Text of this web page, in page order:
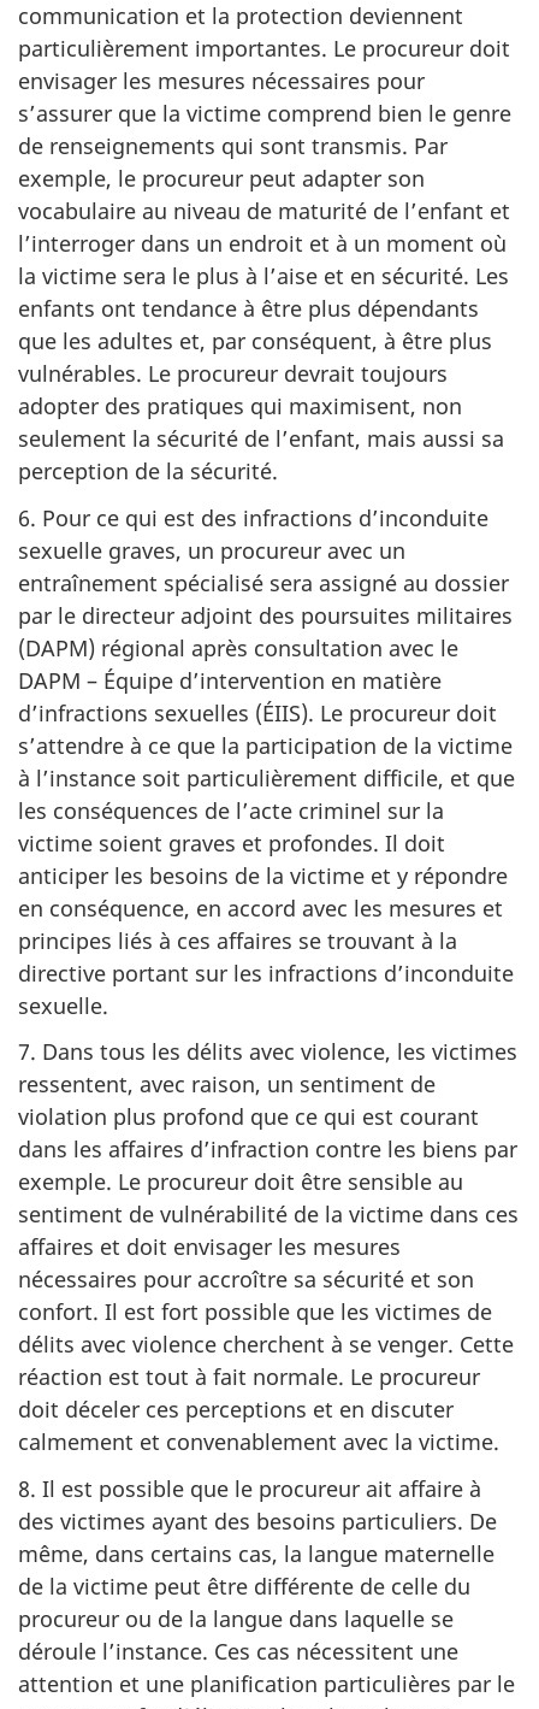
communication et la protection deviennent
particulièrement importantes. Le procureur doit
envisager les mesures nécessaires pour
s’assurer que la victime comprend bien le genre
de renseignements qui sont transmis. Par
exemple, le procureur peut adapter son
vocabulaire au niveau de maturité de l’enfant et
l’interroger dans un endroit et à un moment où
la victime sera le plus à l’aise et en sécurité. Les
enfants ont tendance à être plus dépendants
que les adultes et, par conséquent, à être plus
vulnérables. Le procureur devrait toujours
adopter des pratiques qui maximisent, non
seulement la sécurité de l’enfant, mais aussi sa
perception de la sécurité.
6. Pour ce qui est des infractions d’inconduite
sexuelle graves, un procureur avec un
entraînement spécialisé sera assigné au dossier
par le directeur adjoint des poursuites militaires
(DAPM) régional après consultation avec le
DAPM – Équipe d’intervention en matière
d’infractions sexuelles (ÉIIS). Le procureur doit
s’attendre à ce que la participation de la victime
à l’instance soit particulièrement difficile, et que
les conséquences de l’acte criminel sur la
victime soient graves et profondes. Il doit
anticiper les besoins de la victime et y répondre
en conséquence, en accord avec les mesures et
principes liés à ces affaires se trouvant à la
directive portant sur les infractions d’inconduite
sexuelle.
7. Dans tous les délits avec violence, les victimes
ressentent, avec raison, un sentiment de
violation plus profond que ce qui est courant
dans les affaires d’infraction contre les biens par
exemple. Le procureur doit être sensible au
sentiment de vulnérabilité de la victime dans ces
affaires et doit envisager les mesures
nécessaires pour accroître sa sécurité et son
confort. Il est fort possible que les victimes de
délits avec violence cherchent à se venger. Cette
réaction est tout à fait normale. Le procureur
doit déceler ces perceptions et en discuter
calmement et convenablement avec la victime.
8. Il est possible que le procureur ait affaire à
des victimes ayant des besoins particuliers. De
même, dans certains cas, la langue maternelle
de la victime peut être différente de celle du
procureur ou de la langue dans laquelle se
déroule l’instance. Ces cas nécessitent une
attention et une planification particulières par le